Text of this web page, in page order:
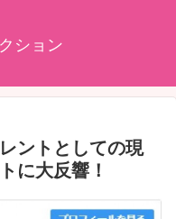
ション
ントとしての現
に大反響！